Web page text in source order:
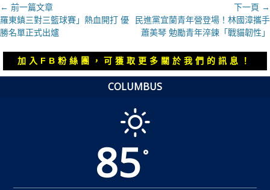
文
章
導
覽
← 前一篇文章
上
一
章：
羅東鎮三對三籃球賽」熱血開打 優
勝名單正式出爐
下一頁 →
下
一
文
章：
民進黨宜蘭青年營登場！林國漳攜手
蕭美琴 勉勵青年淬鍊「戰貓韌性」
加入FB粉絲團，可獲取更多關於我們的訊息！
COLUMBUS
85°